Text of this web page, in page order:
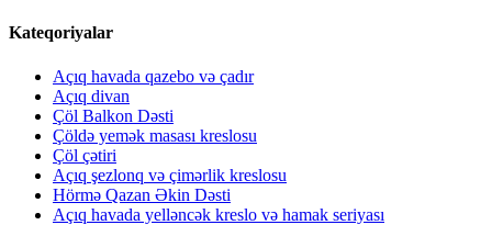
Kateqoriyalar
Açıq havada qazebo və çadır
Açıq divan
Çöl Balkon Dəsti
Çöldə yemək masası kreslosu
Çöl çətiri
Açıq şezlonq və çimərlik kreslosu
Hörmə Qazan Əkin Dəsti
Açıq havada yelləncək kreslo və hamak seriyası